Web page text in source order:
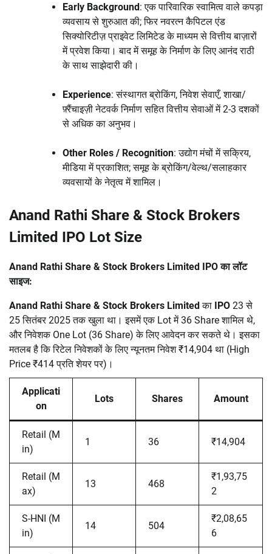
Early Background: एक पारिवारिक स्वामित्व वाले कपड़ा
व्यवसाय से शुरुआत की; फिर नवरत्न कैपिटल एंड
सिक्योरिटीज़ प्राइवेट लिमिटेड के माध्यम से वित्तीय बाज़ारों
में प्रवेश किया। बाद में समूह के निर्माण के लिए आनंद राठी
के साथ साझेदारी की।
Experience: संस्थागत ब्रोकिंग, निवेश सेवाएँ, शाखा/
फ़्रैंचाइज़ी नेटवर्क निर्माण सहित वित्तीय सेवाओं में 2-3 दशकों
से अधिक का अनुभव।
Other Roles / Recognition: उद्योग मंचों में सक्रिय,
मीडिया में प्रकाशित; समूह के ब्रोकिंग/वेल्थ/सलाहकार
व्यवसायों के नेतृत्व में शामिल।
Anand Rathi Share & Stock Brokers
Limited IPO Lot Size
Anand Rathi Share & Stock Brokers Limited
IPO का लॉट
साइज:
Anand Rathi Share & Stock Brokers Limited का IPO 23 से
25 सितंबर 2025 तक खुला था। इसमें एक Lot में 36 Share शामिल थे,
और निवेशक One Lot (36 Share) के लिए आवेदन कर सकते थे। इसका
मतलब है कि रिटेल निवेशकों के लिए न्यूनतम निवेश ₹14,904 था (High
Price ₹414 प्रति शेयर पर)।
Applicati
on
Lots Shares Amount
Retail (M
in)
1 36 ₹14,904
Retail (M
ax)
13 468
₹1,93,75
2
S-HNI (M
in)
14 504
₹2,08,65
6